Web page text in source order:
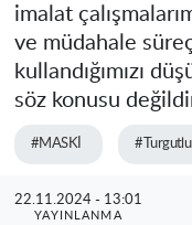
imalat
ve müdahale
kullandığımızı
söz konusu
#MASKİ #Turgutlu
22.11.2024 - 13:01
YAYINLANMA